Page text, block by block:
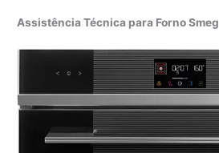
Assistência Técnica para Forno Smeg